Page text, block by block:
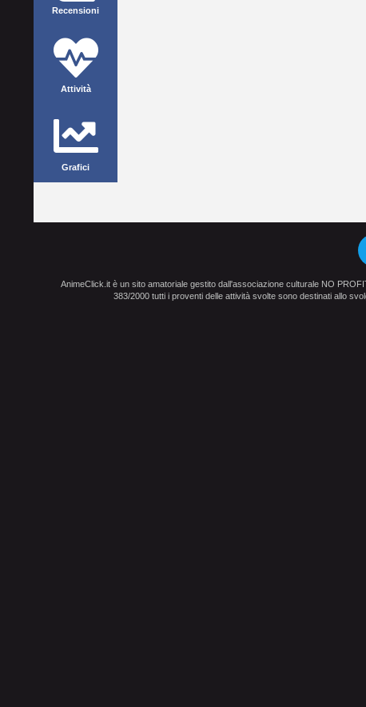
Recensioni
Attività
Grafici
AnimeClick.it è un sito amatoriale gestito dall'associazione culturale NO
383/2000 tutti i proventi delle attività svolte sono destinati allo